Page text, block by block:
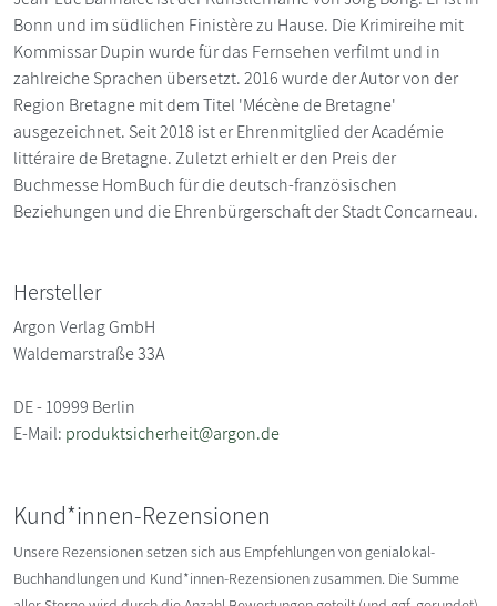
Bonn und im südlichen Finistère zu Hause. Die Krimireihe mit
Kommissar Dupin wurde für das Fernsehen verfilmt und in
zahlreiche Sprachen übersetzt. 2016 wurde der Autor von der
Region Bretagne mit dem Titel 'Mécène de Bretagne'
ausgezeichnet. Seit 2018 ist er Ehrenmitglied der Académie
littéraire de Bretagne. Zuletzt erhielt er den Preis der
Buchmesse HomBuch für die deutsch-französischen
Beziehungen und die Ehrenbürgerschaft der Stadt Concarneau.
Hersteller
Argon Verlag GmbH
Waldemarstraße 33A
DE - 10999 Berlin
E-Mail: produktsicherheit@argon.de
Kund*innen-Rezensionen
Unsere Rezensionen setzen sich aus Empfehlungen von genialokal-
Buchhandlungen und Kund*innen-Rezensionen zusammen. Die Summe